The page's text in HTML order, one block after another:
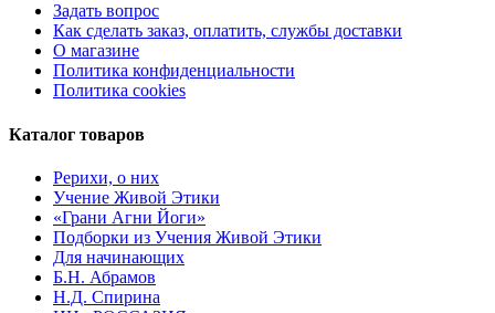
Задать вопрос
Как сделать заказ, оплатить, службы доставки
О магазине
Политика конфиденциальности
Политика cookies
Каталог товаров
Рерихи, о них
Учение Живой Этики
«Грани Агни Йоги»
Подборки из Учения Живой Этики
Для начинающих
Б.Н. Абрамов
Н.Д. Спирина